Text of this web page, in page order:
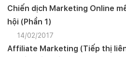
Chiến dịch Marketing Online
hội (Phần 1)
14/02/2017
Affiliate Marketing (Tiếp thị